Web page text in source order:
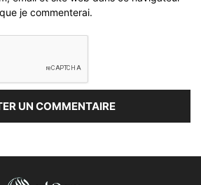
je commenterai.